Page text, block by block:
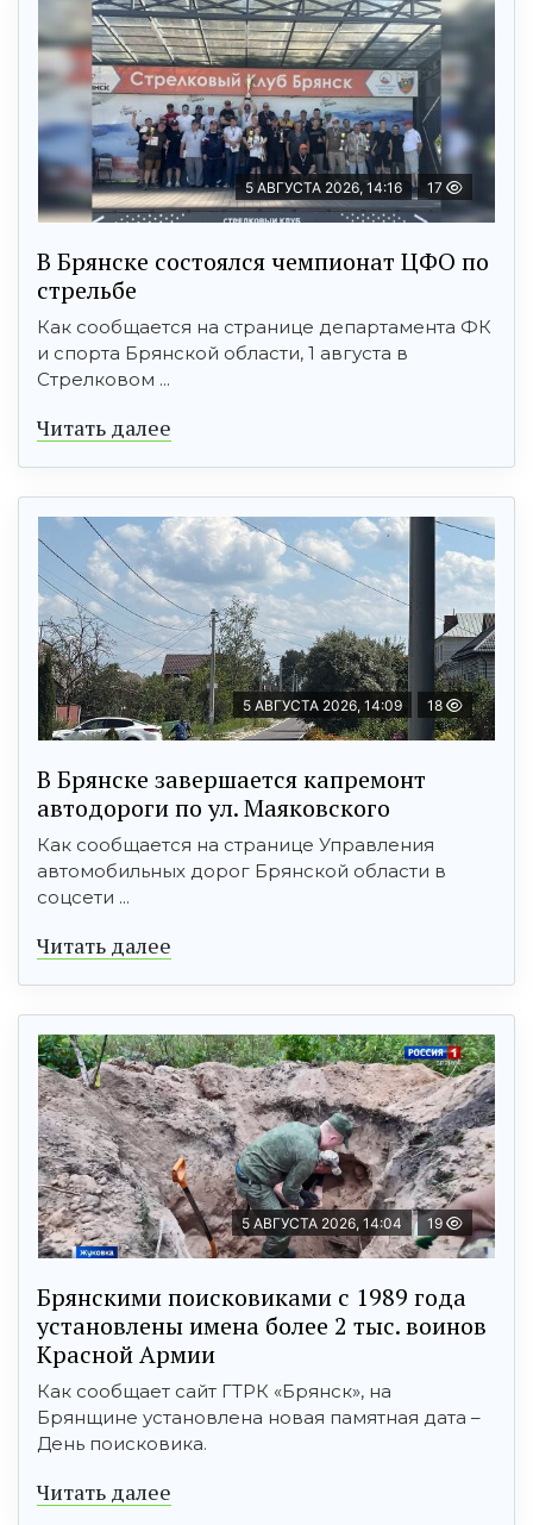
5 АВГУСТА 2026, 14:16 17
В Брянске состоялся чемпионат ЦФО по
стрельбе
Как сообщается на странице департамента ФК
и спорта Брянской области, 1 августа в
Стрелковом ...
Читать далее
5 АВГУСТА 2026, 14:09 18
В Брянске завершается капремонт
автодороги по ул. Маяковского
Как сообщается на странице Управления
автомобильных дорог Брянской области в
соцсети ...
Читать далее
5 АВГУСТА 2026, 14:04 19
Брянскими поисковиками с 1989 года
установлены имена более 2 тыс. воинов
Красной Армии
Как сообщает сайт ГТРК «Брянск», на
Брянщине установлена новая памятная дата –
День поисковика.
Читать далее